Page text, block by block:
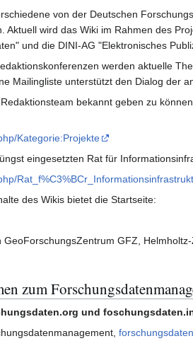
von der Deutschen
Aktuell wird das Wiki im Rahmen des
und die DINI-AG "Elektronisches
werden aktuelle
Mailingliste unterstützt den Dialog der
bekannt geben zu
Kategorie:Projekte
eingesetzten Rat für
des Wikis bietet die Startseite:
GFZ,
zum
und